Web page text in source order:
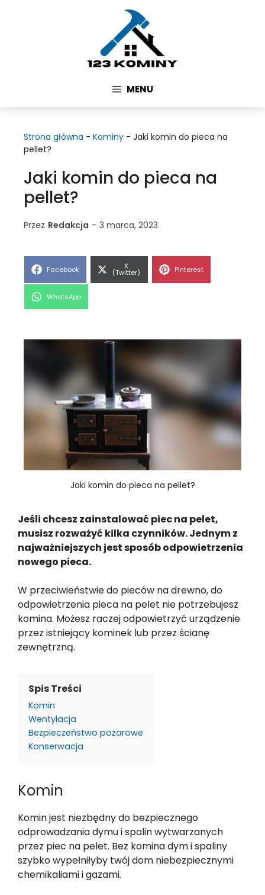
MENU
Strona główna - Kominy - Jaki komin do pieca na
pellet?
Jaki komin do pieca na
pellet?
Przez Redakcja - 3 marca, 2023
Share
Facebook Share
on
X
(Twitter) Share
Pinterest
Share
WhatsApp
Jaki komin do pieca na pellet?
Jeśli chcesz zainstalować piec na pelet,
musisz rozważyć kilka czynników. Jednym z
najważniejszych jest sposób odpowietrzenia
nowego pieca.
W przeciwieństwie do pieców na drewno, do
odpowietrzenia pieca na pelet nie potrzebujesz
komina. Możesz raczej odpowietrzyć urządzenie
przez istniejący kominek lub przez ścianę
zewnętrzną.
Spis Treści
Komin
Wentylacja
Bezpieczeństwo pożarowe
Konserwacja
Komin
Komin jest niezbędny do bezpiecznego
odprowadzania dymu i spalin wytwarzanych
przez piec na pelet. Bez komina dym i spaliny
szybko wypełniłyby twój dom niebezpiecznymi
chemikaliami i gazami.